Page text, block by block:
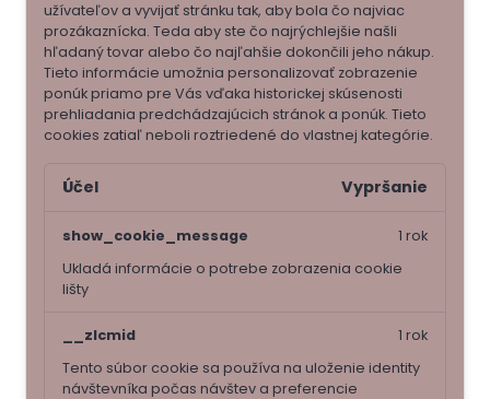
užívateľov a vyvijať stránku tak, aby bola čo najviac
prozákaznícka. Teda aby ste čo najrýchlejšie našli
hľadaný tovar alebo čo najľahšie dokončili jeho nákup.
Tieto informácie umožnia personalizovať zobrazenie
ponúk priamo pre Vás vďaka historickej skúsenosti
prehliadania predchádzajúcich stránok a ponúk. Tieto
cookies zatiaľ neboli roztriedené do vlastnej kategórie.
Účel Vypršanie
show_cookie_message
Ukladá informácie o potrebe zobrazenia cookie
lišty
1 rok
__zlcmid
Tento súbor cookie sa používa na uloženie identity
návštevníka počas návštev a preferencie
1 rok